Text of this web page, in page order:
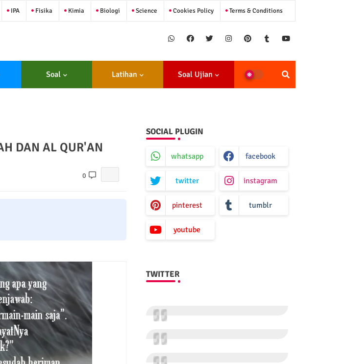
IPA Fisika Kimia Biologi Science Cookies Policy Terms & Conditions
Soal Latihan Soal Ujian
DAN AL QUR'AN
0
SOCIAL PLUGIN
whatsapp facebook
twitter instagram
pinterest tumblr
youtube
TWITTER